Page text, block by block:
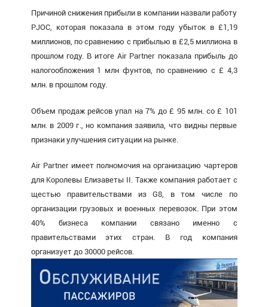
Причиной снижения прибыли в компании назвали работу
PJOC, которая показала в этом году убыток в £1,19
миллионов, по сравнению с прибылью в £2,5 миллиона в
прошлом году. В итоге Air Partner показала прибыль до
налогообложения 1 млн фунтов, по сравнению с £ 4,3
млн. в прошлом году.
Объем продаж рейсов упал на 7% до £ 95 млн. co £ 101
млн. в 2009 г., но компания заявила, что видны первые
признаки улучшения ситуации на рынке.
Air Partner имеет полномочия на организацию чартеров
для Королевы Елизаветы II. Также компания работает с
щестью правительствами из G8, в том числе по
организации грузовых и военных перевозок. При этом
40% бизнеса компании связано именно с
правительствами этих стран. В год компания
организует до 30000 рейсов.